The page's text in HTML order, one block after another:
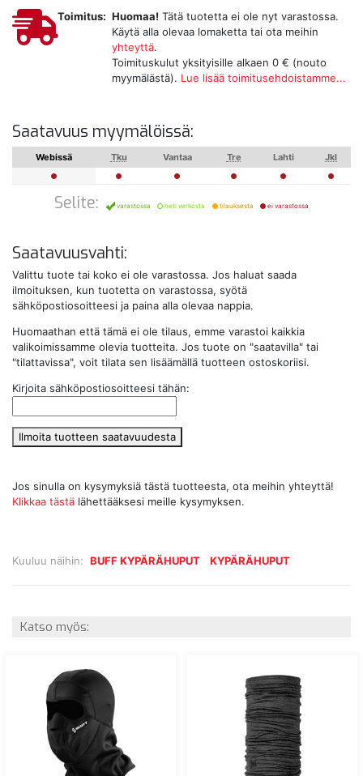
Kuuluu näihin: BUFF KYPÄRÄHUPUT KYPÄRÄHUPUT
Toimitus: Huomaa! Tätä tuotetta ei ole nyt varastossa.
Käytä alla olevaa lomaketta tai ota meihin
yhteyttä.
Toimituskulut yksityisille alkaen 0 € (nouto
myymälästä). Lue lisää toimitusehdoistamme...
Saatavuus myymälöissä:
Webissä Tku Vantaa Tre Lahti Jkl
Selite: varastossa heti verkosta tilauksesta ei varastossa
Saatavuusvahti:
Valittu tuote tai koko ei ole varastossa. Jos haluat saada
ilmoituksen, kun tuotetta on varastossa, syötä
sähköpostiosoitteesi ja paina alla olevaa nappia.
Huomaathan että tämä ei ole tilaus, emme varastoi kaikkia
valikoimissamme olevia tuotteita. Jos tuote on "saatavilla" tai
"tilattavissa", voit tilata sen lisäämällä tuotteen ostoskoriisi.
Kirjoita sähköpostiosoitteesi tähän:
Ilmoita tuotteen saatavuudesta
Jos sinulla on kysymyksiä tästä tuotteesta, ota meihin yhteyttä!
Klikkaa tästä lähettääksesi meille kysymyksen.
Katso myös: